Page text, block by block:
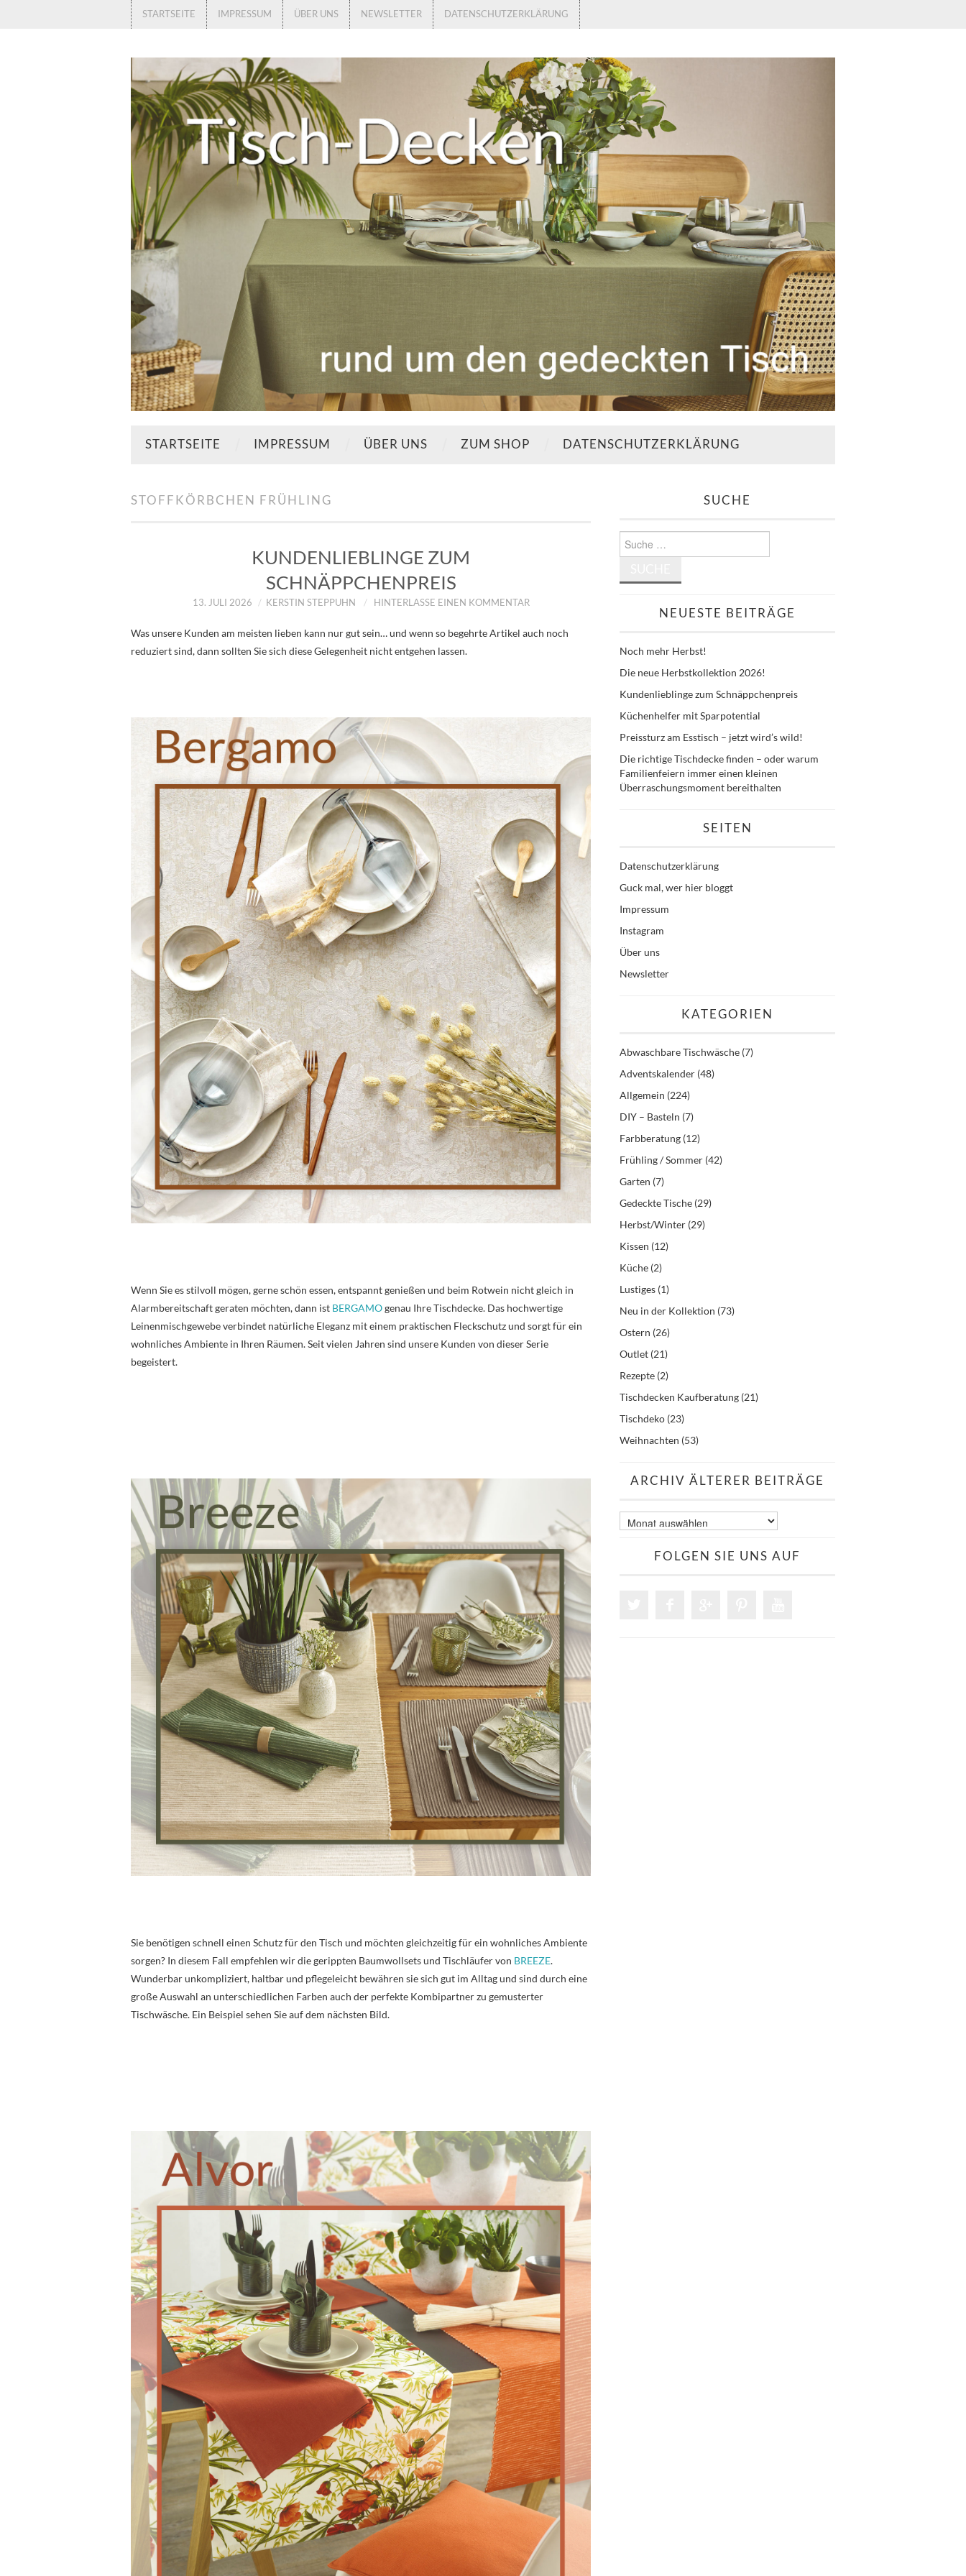
STARTSEITE IMPRESSUM ÜBER UNS NEWSLETTER DATENSCHUTZERKLÄRUNG
STARTSEITE IMPRESSUM ÜBER UNS ZUM SHOP DATENSCHUTZERKLÄRUNG
STOFFKÖRBCHEN FRÜHLING
KUNDENLIEBLINGE ZUM
SCHNÄPPCHENPREIS
13. JULI 2026 KERSTIN STEPPUHN HINTERLASSE EINEN KOMMENTAR
Was unsere Kunden am meisten lieben kann nur gut sein… und wenn so begehrte Artikel auch noch
reduziert sind, dann sollten Sie sich diese Gelegenheit nicht entgehen lassen.
Wenn Sie es stilvoll mögen, gerne schön essen, entspannt genießen und beim Rotwein nicht gleich in
Alarmbereitschaft geraten möchten, dann ist BERGAMOgenau Ihre Tischdecke. Das hochwertige
Leinenmischgewebe verbindet natürliche Eleganz mit einem praktischen Fleckschutz und sorgt für ein
wohnliches Ambiente in Ihren Räumen. Seit vielen Jahren sind unsere Kunden von dieser Serie
begeistert.
Sie benötigen schnell einen Schutz für den Tisch und möchten gleichzeitig für ein wohnliches Ambiente
sorgen? In diesem Fall empfehlen wir die gerippten Baumwollsets und Tischläufer von BREEZE.
Wunderbar unkompliziert, haltbar und pflegeleicht bewähren sie sich gut im Alltag und sind durch eine
große Auswahl an unterschiedlichen Farben auch der perfekte Kombipartner zu gemusterter
Tischwäsche. Ein Beispiel sehen Sie auf dem nächsten Bild.
SUCHE
Suche
nach:
NEUESTE BEITRÄGE
Noch mehr Herbst!
Die neue Herbstkollektion 2026!
Kundenlieblinge zum Schnäppchenpreis
Küchenhelfer mit Sparpotential
Preissturz am Esstisch – jetzt wird’s wild!
Die richtige Tischdecke finden – oder warum
Familienfeiern immer einen kleinen
Überraschungsmoment bereithalten
SEITEN
Datenschutzerklärung
Guck mal, wer hier bloggt
Impressum
Instagram
Über uns
Newsletter
KATEGORIEN
Abwaschbare Tischwäsche (7)
Adventskalender (48)
Allgemein (224)
DIY – Basteln (7)
Farbberatung (12)
Frühling / Sommer (42)
Garten (7)
Gedeckte Tische (29)
Herbst/Winter (29)
Kissen (12)
Küche (2)
Lustiges (1)
Neu in der Kollektion (73)
Ostern (26)
Outlet (21)
Rezepte (2)
Tischdecken Kaufberatung (21)
Tischdeko (23)
Weihnachten (53)
ARCHIV ÄLTERER BEITRÄGE
Archiv
älterer
FOLGEN SIE UNS AUF